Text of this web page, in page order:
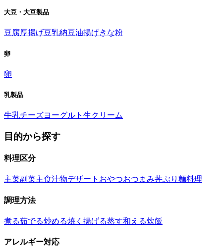
大豆・大豆製品
豆腐厚揚げ豆乳納豆油揚げきな粉
卵
卵
乳製品
牛乳チーズヨーグルト 生クリーム
目的から探す
料理区分
主菜副菜主食汁物デザート おやつおつまみ丼ぶり 麵料理
調理方法
煮る茹でる炒める焼く 揚げる蒸す和える炊飯
アレルギー対応